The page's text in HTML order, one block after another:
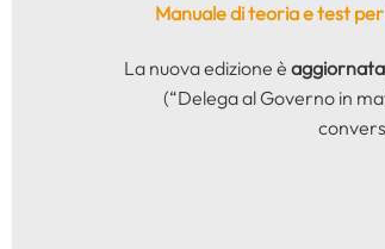
Manuale di teoria e test
La nuova edizione è aggiornata
(“Delega al Governo in